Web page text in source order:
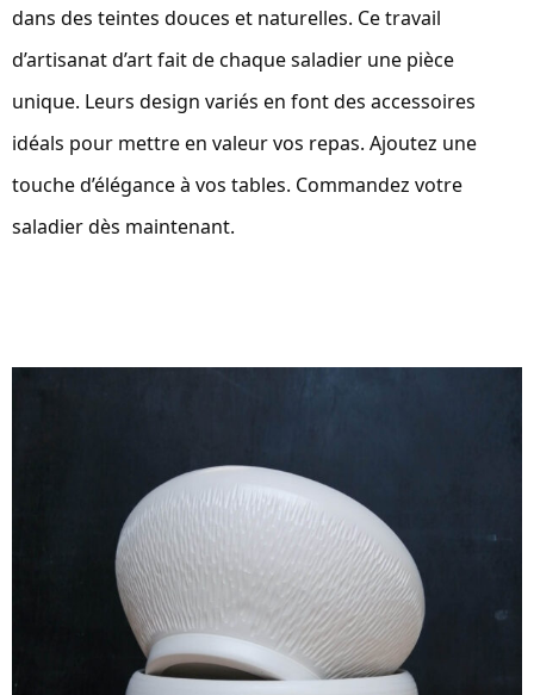
dans des teintes douces et naturelles. Ce travail
d’artisanat d’art fait de chaque saladier une pièce
unique. Leurs design variés en font des accessoires
idéals pour mettre en valeur vos repas. Ajoutez une
touche d’élégance à vos tables. Commandez votre
saladier dès maintenant.